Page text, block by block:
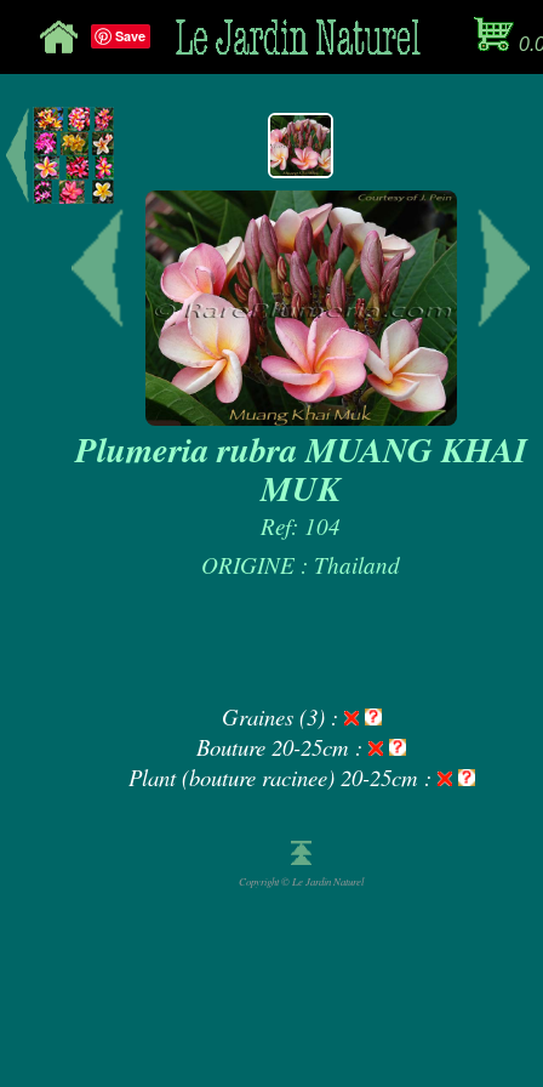
Save
Plumeria rubra MUANG KHAI
MUK
Ref: 104
ORIGINE : Thailand
Graines (3) :
Bouture 20-25cm :
Plant (bouture racinee) 20-25cm :
Copyright © Le Jardin Naturel